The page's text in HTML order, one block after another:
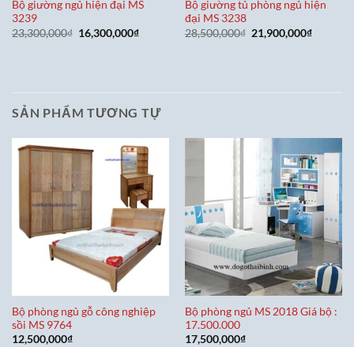
Bộ giường ngủ hiện đại MS
3239
23,300,000₫ Giá
gốc
16,300,000₫Giá
Bộ giường tủ phòng ngủ hiện
đại MS 3238
28,500,000₫ Giá
gốc
21,900,000₫Giá
SẢN PHẨM TƯƠNG TỰ
Bộ phòng ngủ gỗ công nghiệp
sồi MS 9764
12,500,000₫
Bộ phòng ngủ MS 2018 Giá bộ :
17.500.000
17,500,000₫